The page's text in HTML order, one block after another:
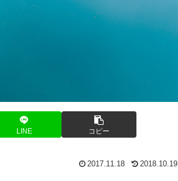
LINE コピー
2017.11.18 2018.10.19